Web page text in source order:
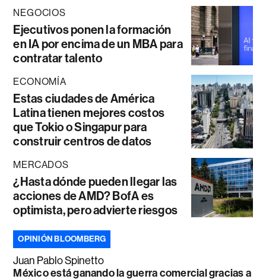
NEGOCIOS
Ejecutivos ponen la formación
en IA por encima de un MBA para
contratar talento
ECONOMÍA
Estas ciudades de América
Latina tienen mejores costos
que Tokio o Singapur para
construir centros de datos
MERCADOS
¿Hasta dónde pueden llegar las
acciones de AMD? BofA es
optimista, pero advierte riesgos
OPINIÓN BLOOMBERG
Juan Pablo Spinetto
México está ganando la guerra comercial gracias a